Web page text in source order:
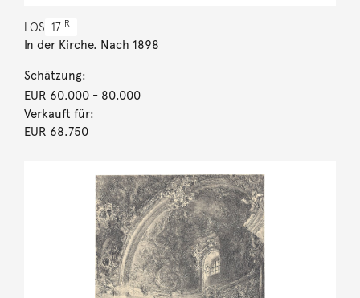
LOS 17 R
In der Kirche. Nach 1898
Schätzung:
EUR 60.000- 80.000
Verkauft für:
EUR 68.750